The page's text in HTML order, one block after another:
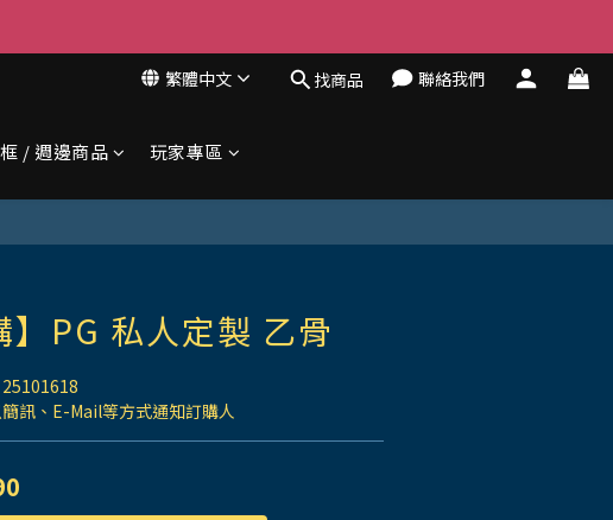
繁體中文 找商品 聯絡我們
/ 週邊商品 玩家專區
】PG 私人定製 乙骨
訊、E-Mail等方式通知訂購人